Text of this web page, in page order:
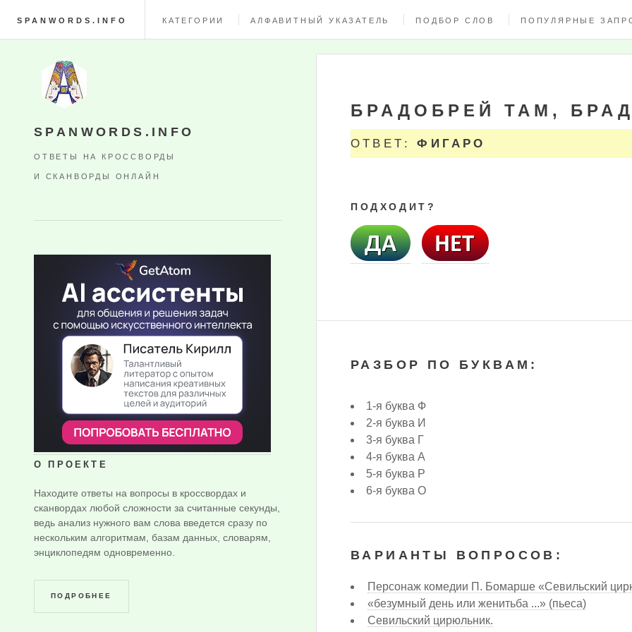
SPANWORDS.INFO КАТЕГОРИИ АЛФАВИТНЫЙ УКАЗАТЕЛЬ ПОДБОР СЛОВ ПОПУЛЯРНЫЕ
БРАДОБРЕЙ ТАМ,
ОТВЕТ:ФИГАРО
ПОДХОДИТ?
РАЗБОР ПО БУКВАМ:
1-я буква Ф
2-я буква И
3-я буква Г
4-я буква А
5-я буква Р
6-я буква О
ВАРИАНТЫ ВОПРОСОВ:
Персонаж комедии П. Бомарше «Севильский
«безумный день или женитьба ...» (пьеса)
Севильский цирюльник.
SPANWORDS.INFO
ОТВЕТЫ НА КРОССВОРДЫ
И СКАНВОРДЫ ОНЛАЙН
О ПРОЕКТЕ
Находите ответы на вопросы в кроссвордах и
сканвордах любой сложности за считанные секунды,
ведь анализ нужного вам слова введется сразу по
нескольким алгоритмам, базам данных, словарям,
энциклопедям одновременно.
ПОДРОБНЕЕ